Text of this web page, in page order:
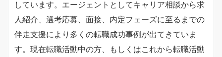
しています。エージェントとしてキャリア相談から求
人紹介、選考応募、面接、内定フェーズに至るまでの
伴走支援により多くの転職成功事例が出てきていま
す。現在転職活動中の方、もしくはこれから転職活動